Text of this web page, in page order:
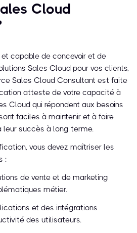
Cloud
capable de concevoir et de
Sales Cloud pour vos clients,
Sales Cloud Consultant est faite
atteste de votre capacité à
Cloud qui répondent aux besoins
faciles à maintenir et à faire
leur succès à long terme.
vous devez maîtriser les
:
de vente et de marketing
métier.
et des intégrations
des utilisateurs.